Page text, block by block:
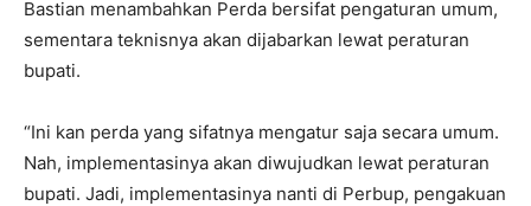
Bastian menambahkan Perda bersifat pengaturan umum,
sementara teknisnya akan dijabarkan lewat peraturan
bupati.
“Ini kan perda yang sifatnya mengatur saja secara umum.
Nah, implementasinya akan diwujudkan lewat peraturan
bupati. Jadi, implementasinya nanti di Perbup, pengakuan